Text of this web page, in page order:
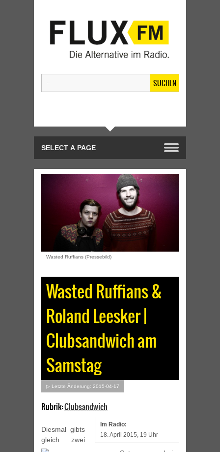
SUCHEN
Wasted Ruffians (Pressebild)
Wasted Ruffians &
Roland Leesker |
Clubsandwich am
Samstag
▷ Letzte Änderung: 2015-04-17
Rubrik:Clubsandwich
Im Radio:
18. April 2015, 19 Uhr
Diesmal gibts
gleich zwei